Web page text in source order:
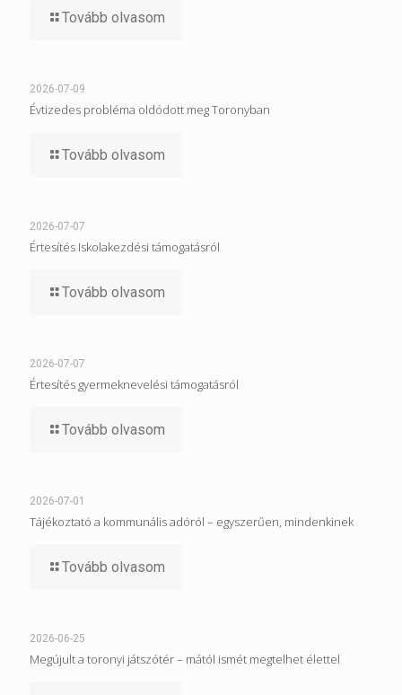
Tovább olvasom
2026-07-09
Évtizedes probléma oldódott meg Toronyban
Tovább olvasom
2026-07-07
Értesítés Iskolakezdési támogatásról
Tovább olvasom
2026-07-07
Értesítés gyermeknevelési támogatásról
Tovább olvasom
2026-07-01
Tájékoztató a kommunális adóról – egyszerűen, mindenkinek
Tovább olvasom
2026-06-25
Megújult a toronyi játszótér – mától ismét megtelhet élettel